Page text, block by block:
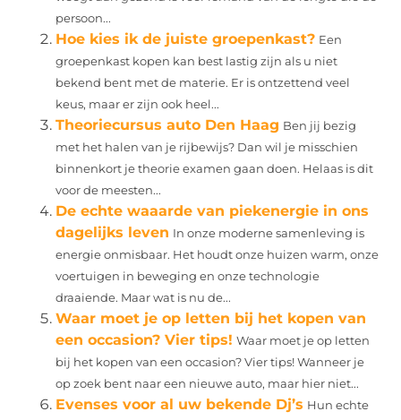
persoon...
Hoe kies ik de juiste groepenkast? Een
groepenkast kopen kan best lastig zijn als u niet
bekend bent met de materie. Er is ontzettend veel
keus, maar er zijn ook heel...
Theoriecursus auto Den Haag Ben jij bezig
met het halen van je rijbewijs? Dan wil je misschien
binnenkort je theorie examen gaan doen. Helaas is dit
voor de meesten...
De echte waaarde van piekenergie in ons
dagelijks leven In onze moderne samenleving is
energie onmisbaar. Het houdt onze huizen warm, onze
voertuigen in beweging en onze technologie
draaiende. Maar wat is nu de...
Waar moet je op letten bij het kopen van
een occasion? Vier tips! Waar moet je op letten
bij het kopen van een occasion? Vier tips! Wanneer je
op zoek bent naar een nieuwe auto, maar hier niet...
Evenses voor al uw bekende Dj’s Hun echte